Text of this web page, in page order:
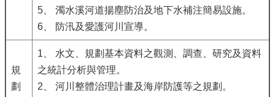
5、 濁水溪河道揚塵防治及地下水補注簡易設施。
6、 防汛及愛護河川宣導。
規
劃
1、 水文、規劃基本資料之觀測、調查、研究及資料
之統計分析與管理。
2、 河川整體治理計畫及海岸防護等之規劃。